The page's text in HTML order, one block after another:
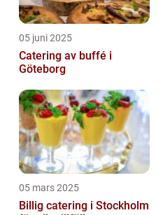
05 juni 2025
Catering av buffé i
Göteborg
05 mars 2025
Billig catering i Stockholm